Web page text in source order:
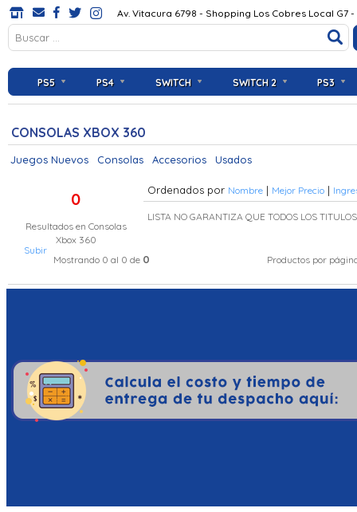
Av. Vitacura 6798 - Shopping Los Cobres Local G7
PS5 PS4 SWITCH SWITCH 2 PS3
CONSOLAS XBOX 360
Juegos Nuevos Consolas Accesorios Usados
0
Resultados en Consolas
Xbox 360
Ordenados por Nombre | Mejor Precio |
LISTA NO GARANTIZA QUE TODOS LOS
Subir
Mostrando 0 al 0 de 0 Productos por